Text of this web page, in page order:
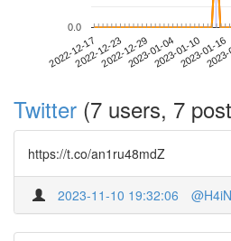
2022-12-172022-12-232022-12-292023-01-042023-01-102023-01-16
0.0
Twitter (7 users, 7
https://t.co/an1ru48mdZ
2023-11-10 19:32:06